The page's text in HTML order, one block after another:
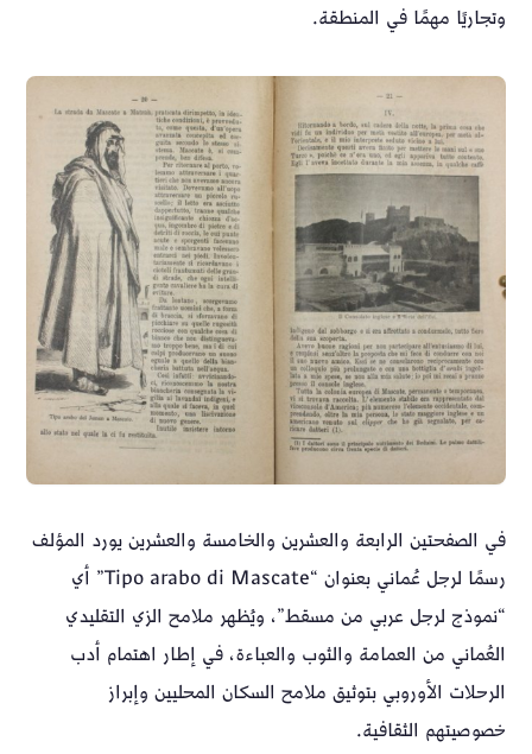
وتجاريًا مهمًا في المنطقة.
في الصفحتين الرابعة والعشرين والخامسة والعشرين يورد المؤلف
رسمًا لرجل عُماني بعنوان “Tipo arabo di Mascate” أي
“نموذج لرجل عربي من مسقط”، ويُظهر ملامح الزي التقليدي
العُماني من العمامة والثوب والعباءة، في إطار اهتمام أدب
الرحلات الأوروبي بتوثيق ملامح السكان المحليين وإبراز
خصوصيتهم الثقافية.